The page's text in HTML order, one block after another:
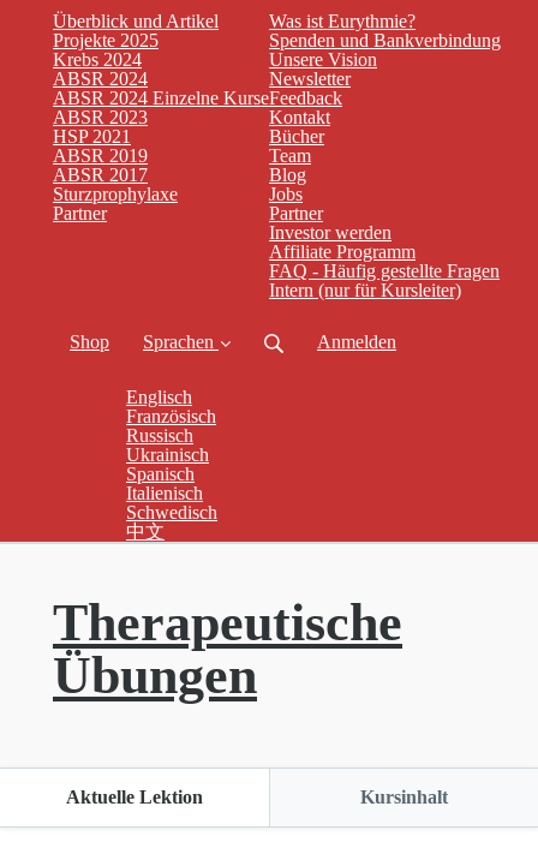
Überblick und Artikel
Projekte 2025
Krebs 2024
ABSR 2024
ABSR 2024 Einzelne Kurse
ABSR 2023
HSP 2021
ABSR 2019
ABSR 2017
Sturzprophylaxe
Partner
Was ist Eurythmie?
Spenden und Bankverbindung
Unsere Vision
Newsletter
Feedback
Kontakt
Bücher
Team
Blog
Jobs
Partner
Investor werden
Affiliate Programm
FAQ - Häufig gestellte Fragen
Intern (nur für Kursleiter)
Shop Sprachen
Englisch
Französisch
Russisch
Ukrainisch
Spanisch
Italienisch
Schwedisch
中文
Anmelden
Therapeutische
Übungen
Aktuelle Lektion Kursinhalt